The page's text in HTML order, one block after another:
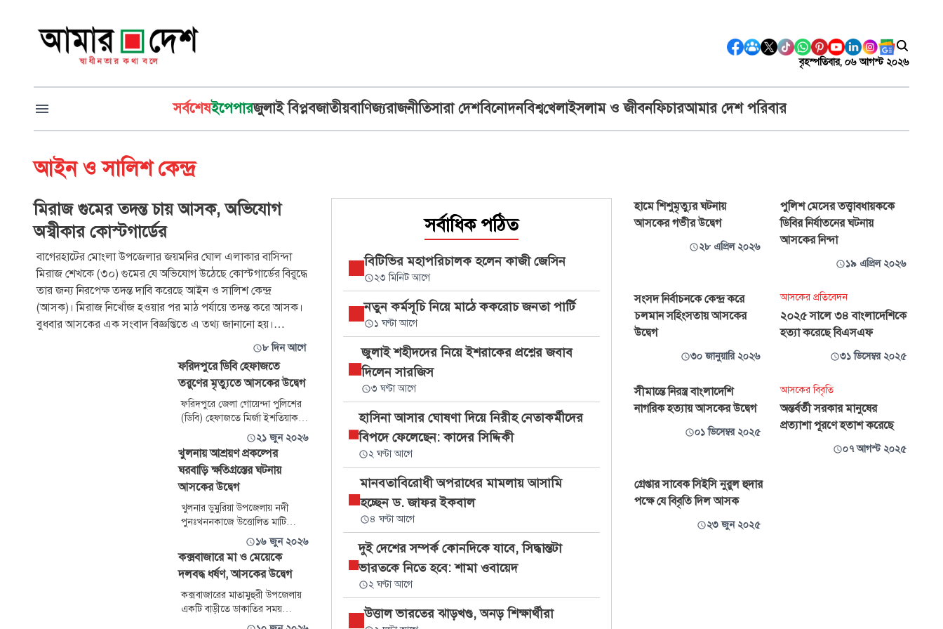
বৃহস্পতিবার, ০৬ আগস্ট ২০২৬
সর্বশেষইপেপারজুলাই বিপ্লবজাতীয়বাণিজ্যরাজনীতিসারা দেশবিনোদনবিশ্বখেলাইসলাম ও জীবনফিচারআমার দেশ পরিবার
আইন ও সালিশ কেন্দ্র
মিরাজ গুমের তদন্ত চায় আসক, অভিযোগ
অস্বীকার কোস্টগার্ডের
বাগেরহাটের মোংলা উপজেলার জয়মনির ঘোল এলাকার বাসিন্দা
মিরাজ শেখকে (৩০) গুমের যে অভিযোগ উঠেছে কোস্টগার্ডের বিরুদ্ধে
তার জন্য নিরপেক্ষ তদন্ত দাবি করেছে আইন ও সালিশ কেন্দ্র
(আসক)। মিরাজ নিখোঁজ হওয়ার পর মাঠ পর্যায়ে তদন্ত করে আসক।
বুধবার আসকের এক সংবাদ বিজ্ঞপ্তিতে এ তথ্য জানানো হয়।
৮ দিন আগে
ফরিদপুরে ডিবি হেফাজতে
তরুণের মৃত্যুতে আসকের উদ্বেগ
ফরিদপুরে জেলা গোয়েন্দা পুলিশের
(ডিবি) হেফাজতে মির্জা ইশতিয়াক
আহমেদ প্রান্ত (২৪) নামে এক তরুণ
এর মৃত্যুর ঘটনায় আইন ও সালিশ
কেন্দ্র (আসক) গভীর উদ্বেগ প্রকাশ
করছে। রাষ্ট্রীয় হেফাজতে থাকা
অবস্থায় একজন তরুণের মৃত্যু
জনমনে প্রশ্ন তৈরি করে। আসক এ
ঘটনায় বিচার বিভাগীয় তদন্তের দাবি
জানাচ্ছে।
২১ জুন ২০২৬
খুলনায় আশ্রয়ণ প্রকল্পের
ঘরবাড়ি ক্ষতিগ্রস্তের ঘটনায়
আসকের উদ্বেগ
খুলনার ডুমুরিয়া উপজেলায় নদী
পুনঃখননকাজে উত্তোলিত মাটি
আশ্রয়ণ প্রকল্পের ঘরবাড়ির পাশে ও
ওপরে ফেলার ফলে শতাধিক
পরিবারের বসতঘর ক্ষতিগ্রস্ত হয়েছে
এবং তাদের বসবাস অনিরাপদ হয়ে
পড়ার ঘটনায় আইন ও সালিশ কেন্দ্র
(আসক) গভীর উদ্বেগ প্রকাশ করছে।
১৬ জুন ২০২৬
কক্সবাজারে মা ও মেয়েকে
দলবদ্ধ ধর্ষণ, আসকের উদ্বেগ
কক্সবাজারের মাতামুহুরী উপজেলায়
একটি বাড়ীতে ডাকাতির সময়
একজন নারী ও তার কিশোরী কন্যার
সর্বাধিক পঠিত
বিটিভির মহাপরিচালক হলেন কাজী জেসিন
২৩ মিনিট আগে
নতুন কর্মসূচি নিয়ে মাঠে ককরোচ জনতা পার্টি
১ ঘণ্টা আগে
জুলাই শহীদদের নিয়ে ইশরাকের প্রশ্নের জবাব
দিলেন সারজিস
৩ ঘণ্টা আগে
হাসিনা আসার ঘোষণা দিয়ে নিরীহ নেতাকর্মীদের
বিপদে ফেলেছেন: কাদের সিদ্দিকী
২ ঘণ্টা আগে
মানবতাবিরোধী অপরাধের মামলায় আসামি
হচ্ছেন ড. জাফর ইকবাল
৪ ঘণ্টা আগে
দুই দেশের সম্পর্ক কোনদিকে যাবে, সিদ্ধান্তটা
ভারতকে নিতে হবে: শামা ওবায়েদ
২ ঘণ্টা আগে
উত্তাল ভারতের ঝাড়খণ্ড, অনড় শিক্ষার্থীরা
হামে শিশুমৃত্যুর ঘটনায়
আসকের গভীর উদ্বেগ
২৮ এপ্রিল ২০২৬
পুলিশ মেসের তত্ত্বাবধায়ককে
ডিবির নির্যাতনের ঘটনায়
আসকের নিন্দা
১৯ এপ্রিল ২০২৬
সংসদ নির্বাচনকে কেন্দ্র করে
চলমান সহিংসতায় আসকের
উদ্বেগ
৩০ জানুয়ারি ২০২৬
আসকের প্রতিবেদন
২০২৫ সালে ৩৪ বাংলাদেশিকে
হত্যা করেছে বিএসএফ
৩১ ডিসেম্বর ২০২৫
সীমান্তে নিরস্ত্র বাংলাদেশি
নাগরিক হত্যায় আসকের উদ্বেগ
০১ ডিসেম্বর ২০২৫
আসকের বিবৃতি
অন্তর্বর্তী সরকার মানুষের
প্রত্যাশা পূরণে হতাশ করেছে
০৭ আগস্ট ২০২৫
গ্রেপ্তার সাবেক সিইসি নুরুল হুদার
পক্ষে যে বিবৃতি দিল আসক
২৩ জুন ২০২৫